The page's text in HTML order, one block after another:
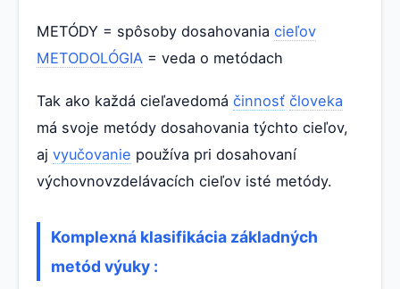
METÓDY = spôsoby dosahovania cieľov
METODOLÓGIA = veda o metódach
Tak ako každá cieľavedomá činnosť človeka
má svoje metódy dosahovania týchto cieľov,
aj vyučovanie používa pri dosahovaní
výchovnovzdelávacích cieľov isté metódy.
Komplexná klasifikácia základných
metód výuky :